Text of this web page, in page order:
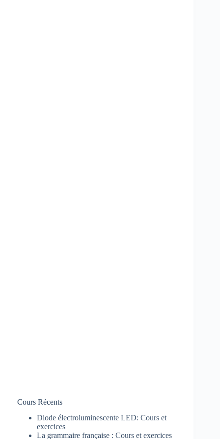
Cours Récents
Diode électroluminescente LED: Cours et
exercices
La grammaire française : Cours et exercices